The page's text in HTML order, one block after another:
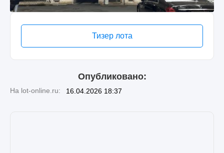
Тизер лота
Опубликовано:
На lot-online.ru: 16.04.2026 18:37